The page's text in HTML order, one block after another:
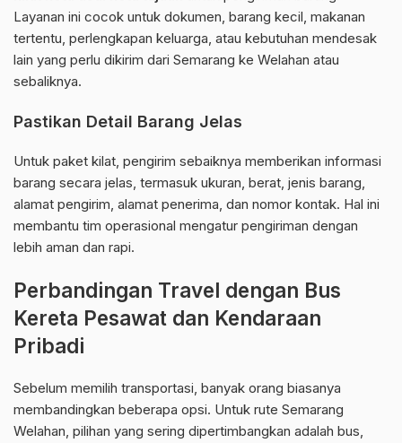
Layanan ini cocok untuk dokumen, barang kecil, makanan
tertentu, perlengkapan keluarga, atau kebutuhan mendesak
lain yang perlu dikirim dari Semarang ke Welahan atau
sebaliknya.
Pastikan Detail Barang Jelas
Untuk paket kilat, pengirim sebaiknya memberikan informasi
barang secara jelas, termasuk ukuran, berat, jenis barang,
alamat pengirim, alamat penerima, dan nomor kontak. Hal ini
membantu tim operasional mengatur pengiriman dengan
lebih aman dan rapi.
Perbandingan Travel dengan Bus
Kereta Pesawat dan Kendaraan
Pribadi
Sebelum memilih transportasi, banyak orang biasanya
membandingkan beberapa opsi. Untuk rute Semarang
Welahan, pilihan yang sering dipertimbangkan adalah bus,